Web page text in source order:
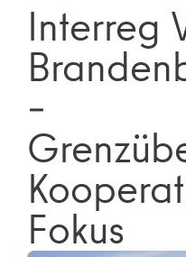
Interreg
–
Fokus